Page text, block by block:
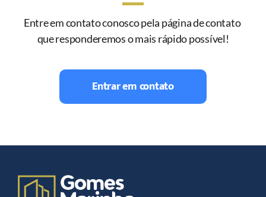
Entre em contato conosco pela página de contato
que responderemos o mais rápido possível!
Entrar em contato